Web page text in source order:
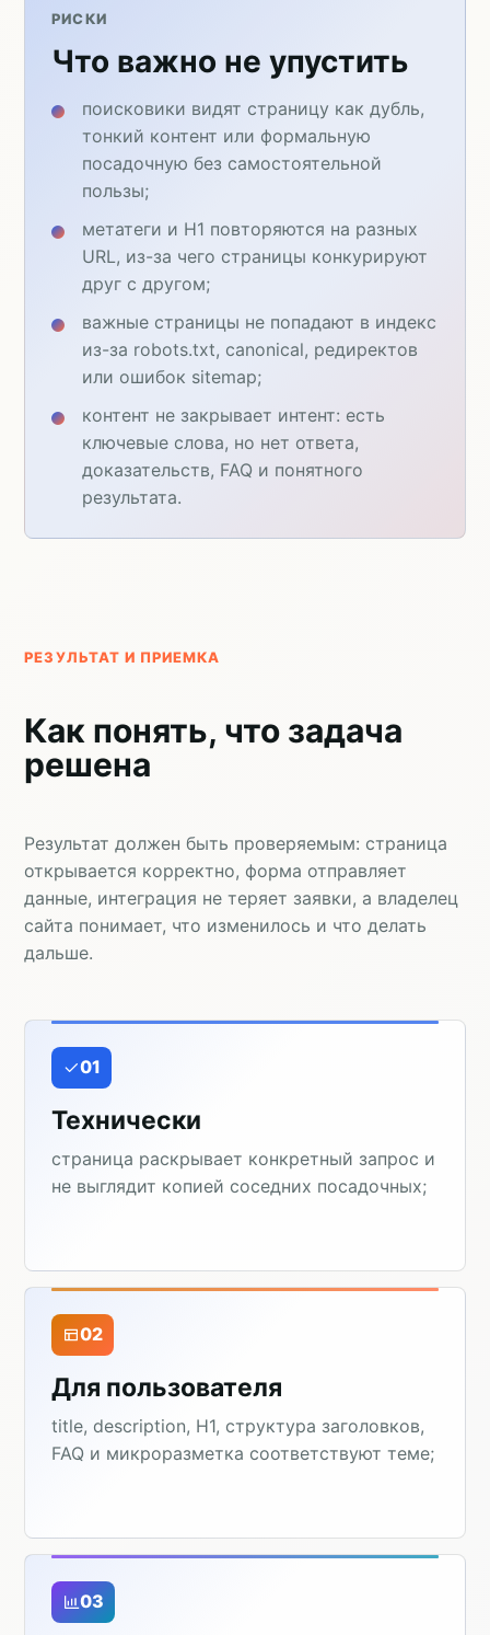
РИСКИ
Что важно не упустить
поисковики видят страницу как дубль,
тонкий контент или формальную
посадочную без самостоятельной
пользы;
метатеги и H1 повторяются на разных
URL, из-за чего страницы конкурируют
друг с другом;
важные страницы не попадают в индекс
из-за robots.txt, canonical, редиректов
или ошибок sitemap;
контент не закрывает интент: есть
ключевые слова, но нет ответа,
доказательств, FAQ и понятного
результата.
РЕЗУЛЬТАТ И ПРИЕМКА
Как понять, что задача
решена
Результат должен быть проверяемым: страница
открывается корректно, форма отправляет
данные, интеграция не теряет заявки, а владелец
сайта понимает, что изменилось и что делать
дальше.
01
Технически
страница раскрывает конкретный запрос и
не выглядит копией соседних посадочных;
02
Для пользователя
title, description, H1, структура заголовков,
FAQ и микроразметка соответствуют теме;
03